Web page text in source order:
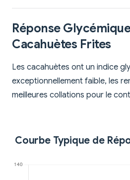
Réponse
Cacahuètes Frites
Les cacahuètes ont un indice
exceptionnellement faible, les
meilleures collations pour le
Courbe Typique de